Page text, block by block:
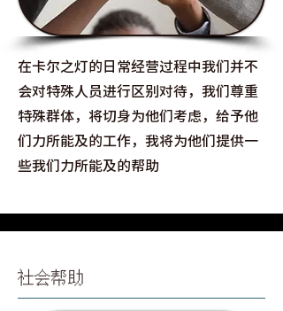
在卡尔之灯的日常经营过程中我们并不
会对特殊人员进行区别对待，我们尊重
特殊群体，将切身为他们考虑，给予他
们力所能及的工作，我将为他们提供一
些我们力所能及的帮助
社会帮助